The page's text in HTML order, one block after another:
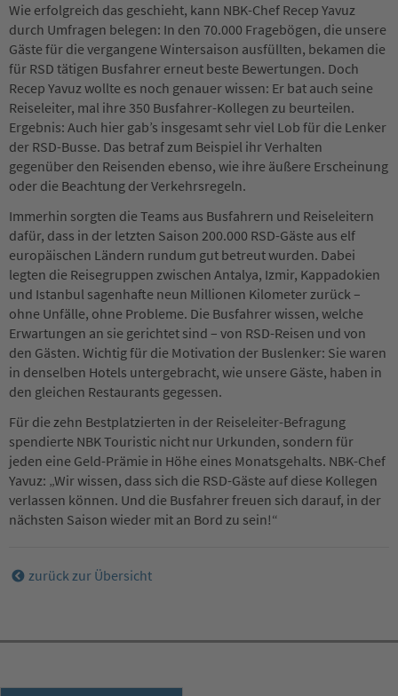
Wie erfolgreich das geschieht, kann NBK-Chef Recep Yavuz
durch Umfragen belegen: In den 70.000 Fragebögen, die unsere
Gäste für die vergangene Wintersaison ausfüllten, bekamen die
für RSD tätigen Busfahrer erneut beste Bewertungen. Doch
Recep Yavuz wollte es noch genauer wissen: Er bat auch seine
Reiseleiter, mal ihre 350 Busfahrer-Kollegen zu beurteilen.
Ergebnis: Auch hier gab’s insgesamt sehr viel Lob für die Lenker
der RSD-Busse. Das betraf zum Beispiel ihr Verhalten
gegenüber den Reisenden ebenso, wie ihre äußere Erscheinung
oder die Beachtung der Verkehrsregeln.
Immerhin sorgten die Teams aus Busfahrern und Reiseleitern
dafür, dass in der letzten Saison 200.000 RSD-Gäste aus elf
europäischen Ländern rundum gut betreut wurden. Dabei
legten die Reisegruppen zwischen Antalya, Izmir, Kappadokien
und Istanbul sagenhafte neun Millionen Kilometer zurück –
ohne Unfälle, ohne Probleme. Die Busfahrer wissen, welche
Erwartungen an sie gerichtet sind – von RSD-Reisen und von
den Gästen. Wichtig für die Motivation der Buslenker: Sie waren
in denselben Hotels untergebracht, wie unsere Gäste, haben in
den gleichen Restaurants gegessen.
Für die zehn Bestplatzierten in der Reiseleiter-Befragung
spendierte NBK Touristic nicht nur Urkunden, sondern für
jeden eine Geld-Prämie in Höhe eines Monatsgehalts. NBK-Chef
Yavuz: „Wir wissen, dass sich die RSD-Gäste auf diese Kollegen
verlassen können. Und die Busfahrer freuen sich darauf, in der
nächsten Saison wieder mit an Bord zu sein!“
zurück zur Übersicht